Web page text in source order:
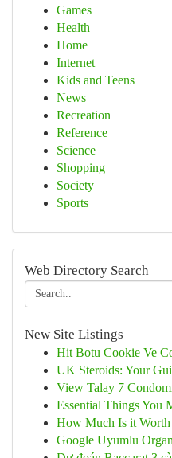
Games
Health
Home
Internet
Kids and Teens
News
Recreation
Reference
Science
Shopping
Society
Sports
Web Directory Search
New Site Listings
Hit Botu Cookie Ve
UK Steroids: Your
View Talay 7
Essential Things You
How Much Is it Worth
Google Uyumlu